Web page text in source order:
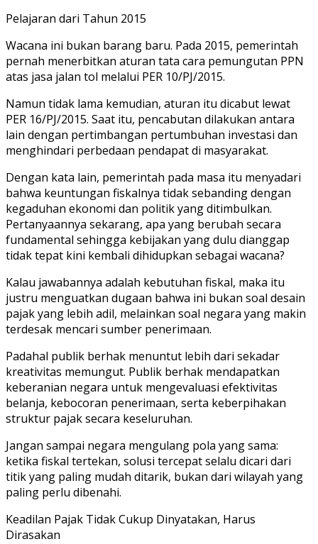
Pelajaran dari Tahun 2015
Wacana ini bukan barang baru. Pada 2015, pemerintah
pernah menerbitkan aturan tata cara pemungutan PPN
atas jasa jalan tol melalui PER 10/PJ/2015.
Namun tidak lama kemudian, aturan itu dicabut lewat
PER 16/PJ/2015. Saat itu, pencabutan dilakukan antara
lain dengan pertimbangan pertumbuhan investasi dan
menghindari perbedaan pendapat di masyarakat.
Dengan kata lain, pemerintah pada masa itu menyadari
bahwa keuntungan fiskalnya tidak sebanding dengan
kegaduhan ekonomi dan politik yang ditimbulkan.
Pertanyaannya sekarang, apa yang berubah secara
fundamental sehingga kebijakan yang dulu dianggap
tidak tepat kini kembali dihidupkan sebagai wacana?
Kalau jawabannya adalah kebutuhan fiskal, maka itu
justru menguatkan dugaan bahwa ini bukan soal desain
pajak yang lebih adil, melainkan soal negara yang makin
terdesak mencari sumber penerimaan.
Padahal publik berhak menuntut lebih dari sekadar
kreativitas memungut. Publik berhak mendapatkan
keberanian negara untuk mengevaluasi efektivitas
belanja, kebocoran penerimaan, serta keberpihakan
struktur pajak secara keseluruhan.
Jangan sampai negara mengulang pola yang sama:
ketika fiskal tertekan, solusi tercepat selalu dicari dari
titik yang paling mudah ditarik, bukan dari wilayah yang
paling perlu dibenahi.
Keadilan Pajak Tidak Cukup Dinyatakan, Harus
Dirasakan